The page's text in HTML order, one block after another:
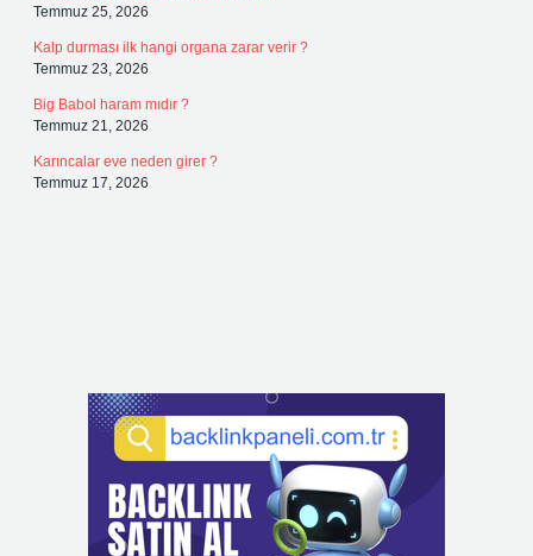
Temmuz 25, 2026
Kalp durması ilk hangi organa zarar verir ?
Temmuz 23, 2026
Big Babol haram mıdır ?
Temmuz 21, 2026
Karıncalar eve neden girer ?
Temmuz 17, 2026